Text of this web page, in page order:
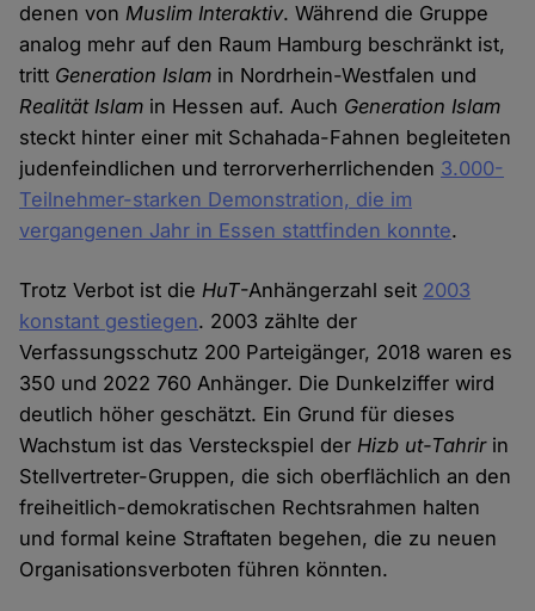
denen vonMuslim Interaktiv. Während die Gruppe
analog mehr auf den Raum Hamburg beschränkt ist,
tritt Generation Islam in Nordrhein-Westfalen und
Realität Islam in Hessen auf. Auch Generation Islam
steckt hinter einer mit Schahada-Fahnen begleiteten
judenfeindlichen und terrorverherrlichenden 3.000-
Teilnehmer-starken Demonstration, die im
vergangenen Jahr in Essen stattfinden konnte.
Trotz Verbot ist dieHuT-Anhängerzahl seit 2003
konstant gestiegen. 2003 zählte der
Verfassungsschutz 200 Parteigänger, 2018 waren es
350 und 2022 760 Anhänger. Die Dunkelziffer wird
deutlich höher geschätzt. Ein Grund für dieses
Wachstum ist das Versteckspiel derHizb ut-Tahririn
Stellvertreter-Gruppen, die sich oberflächlich an den
freiheitlich-demokratischen Rechtsrahmen halten
und formal keine Straftaten begehen, die zu neuen
Organisationsverboten führen könnten.